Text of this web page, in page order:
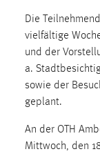
Die
vielfältige
und der
a.
sowie der
geplant.
An der OTH
Mittwoch, den
Name:
site-
Zweck:
Das Cookie